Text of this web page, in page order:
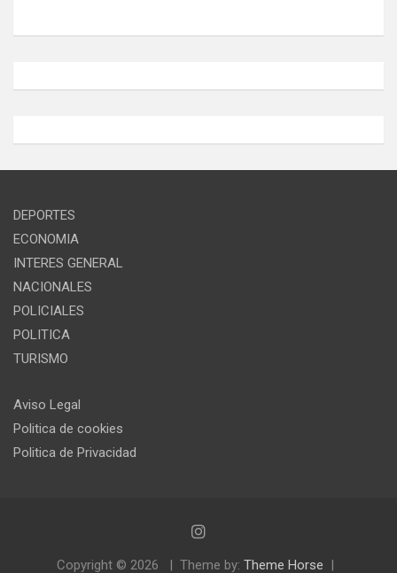
DEPORTES
ECONOMIA
INTERES GENERAL
NACIONALES
POLICIALES
POLITICA
TURISMO
Aviso Legal
Politica de cookies
Politica de Privacidad
Copyright © 2026 Theme by: Theme Horse